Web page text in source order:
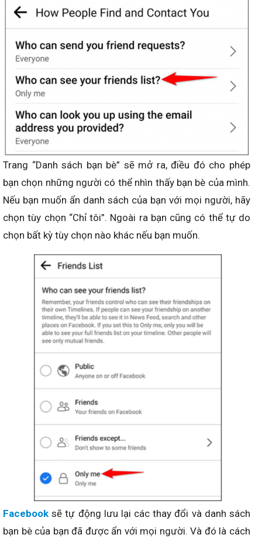
Trang “Danh sách bạn bè” sẽ mở ra, điều đó cho phép
bạn chọn những người có thể nhìn thấy bạn bè của mình.
Nếu bạn muốn ẩn danh sách của bạn với mọi người, hãy
chọn tùy chọn “Chỉ tôi”. Ngoài ra bạn cũng có thể tự do
chọn bất kỳ tùy chọn nào khác nếu bạn muốn.
Facebook sẽ tự động lưu lại các thay đổi và danh sách
bạn bè của bạn đã được ẩn với mọi người. Và đó là cách